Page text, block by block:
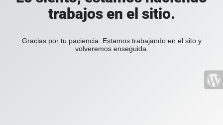
trabajos en el sitio.
Gracias por tu paciencia. Estamos trabajando en el sito y
volveremos enseguida.